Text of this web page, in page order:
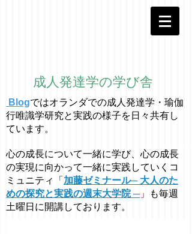
成人発達学の学び舎
Blogではオラ ンダでの成人発達学・ 瑜伽
行唯識学研究と実践の様子を日々共有し
ています。
心の成長について一緒に学び、心の成長
の実現に向かって一緒に実践していくコ
ミュニティ「 加藤ゼミナール─ 大人のた
めの探究と実践の週末大学院 ─」も毎週
土曜日に開講しております。